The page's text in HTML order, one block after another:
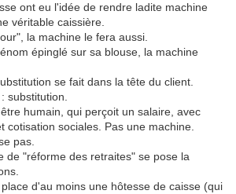
ont eu l'idée de rendre ladite machine
véritable caissière.
la machine le fera aussi.
épinglé sur sa blouse, la machine
se fait dans la tête du client.
substitution.
humain, qui perçoit un salaire, avec
cotisation sociales. Pas une machine.
pas.
de "réforme des retraites" se pose la
d'au moins une hôtesse de caisse (qui